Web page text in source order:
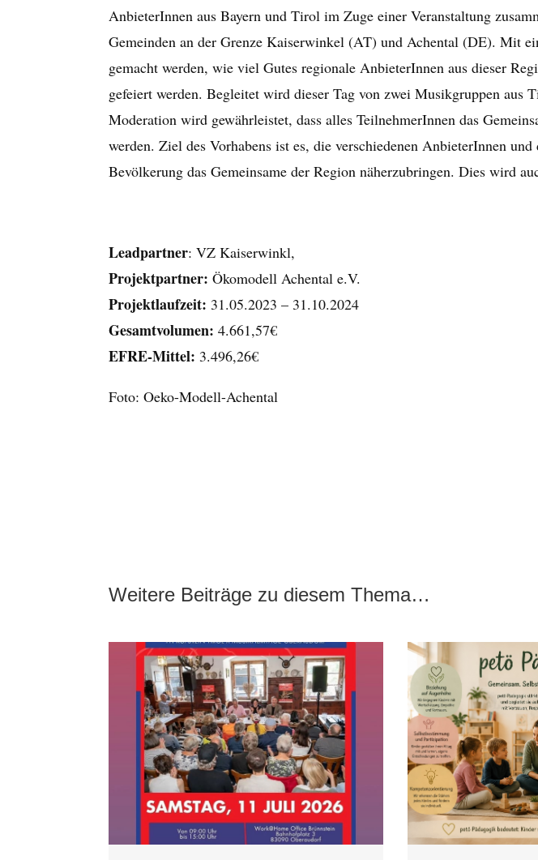
AnbieterInnen aus Bayern und Tirol im Zuge einer Veranstaltung
Gemeinden an der Grenze Kaiserwinkel (AT) und Achental (DE). Mit
gemacht werden, wie viel Gutes regionale AnbieterInnen aus dieser
gefeiert werden. Begleitet wird dieser Tag von zwei Musikgruppen
Moderation wird gewährleistet, dass alles TeilnehmerInnen das
werden. Ziel des Vorhabens ist es, die verschiedenen AnbieterInnen
Bevölkerung das Gemeinsame der Region näherzubringen. Dies wird
Leadpartner: VZ Kaiserwinkl,
Projektpartner: Ökomodell Achental e.V.
Projektlaufzeit: 31.05.2023 – 31.10.2024
Gesamtvolumen:4.661,57€
EFRE-Mittel: 3.496,26€
Foto: Oeko-Modell-Achental
Weitere Beiträge zu diesem Thema…